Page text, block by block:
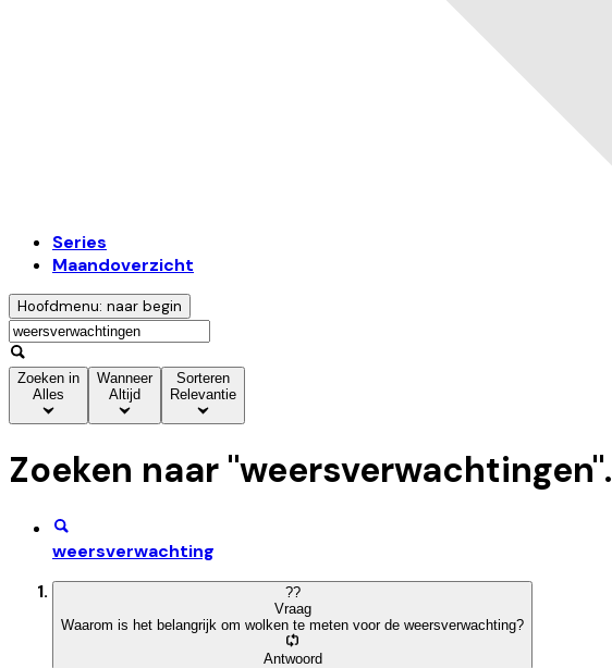
Series
Maandoverzicht
Hoofdmenu: naar begin
Zoeken in
Alles
Wanneer
Altijd
Sorteren
Relevantie
Zoeken naar "weersverwachtingen".
weersverwachting
??
Vraag
Waarom is het belangrijk om wolken te meten voor de weersverwachting?
Antwoord